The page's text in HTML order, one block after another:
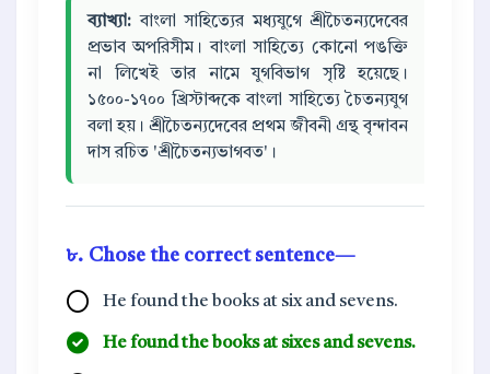
ব্যাখ্যা: বাংলা সাহিত্যের মধ্যযুগে শ্রীচৈতন্যদেবের
প্রভাব অপরিসীম। বাংলা সাহিত্যে কোনো পঙক্তি
না লিখেই তার নামে যুগবিভাগ সৃষ্টি হয়েছে।
১৫০০-১৭০০ খ্রিস্টাব্দকে বাংলা সাহিত্যে চৈতন্যযুগ
বলা হয়। শ্রীচৈতন্যদেবের প্রথম জীবনী গ্রন্থ বৃন্দাবন
দাস রচিত 'শ্রীচৈতন্যভাগবত'।
৮. Chose the correct sentence—
He found the books at six and sevens.
He found the books at sixes and sevens.